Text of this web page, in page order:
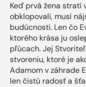
Keď prvá žena stratí
obklopovali, musí
budúcnosti. Len čo
ktorého krása ju
pľúcach. Jej
stvoreniu, ktoré je
Adamom v záhrade
len čistú radosť a